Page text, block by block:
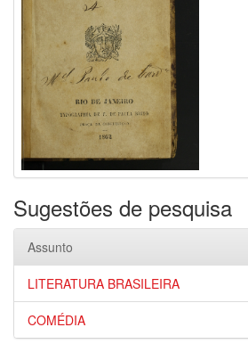
Sugestões de pesquisa
Assunto
LITERATURA BRASILEIRA
COMÉDIA